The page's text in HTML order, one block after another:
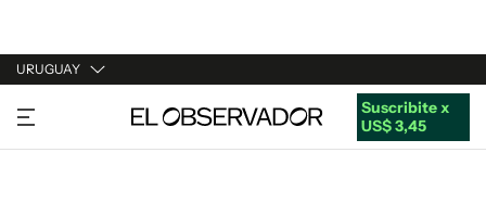
URUGUAY
URUGUAY
ARGENTINA
Suscribite x
US$ 3,45